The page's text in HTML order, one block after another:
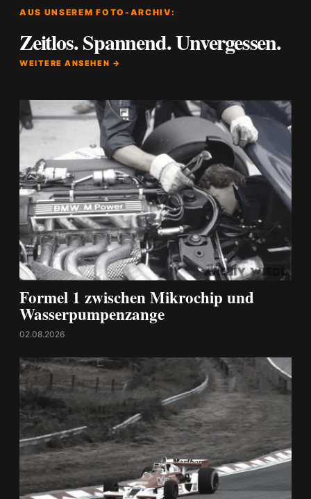
AUS UNSEREM FOTO-ARCHIV:
Zeitlos. Spannend. Unvergessen.
WEITERE ANSEHEN →
Formel 1 zwischen Mikrochip und
Wasserpumpenzange
02.08.2026